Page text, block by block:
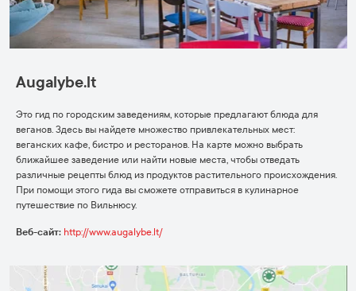
Augalybe.lt
Это гид по городским заведениям, которые предлагают блюда для
веганов. Здесь вы найдете множество привлекательных мест:
веганских кафе, бистро и ресторанов. На карте можно выбрать
ближайшее заведение или найти новые места, чтобы отведать
различные рецепты блюд из продуктов растительного происхождения.
При помощи этого гида вы сможете отправиться в кулинарное
путешествие по Вильнюсу.
Веб-сайт: http://www.augalybe.lt/